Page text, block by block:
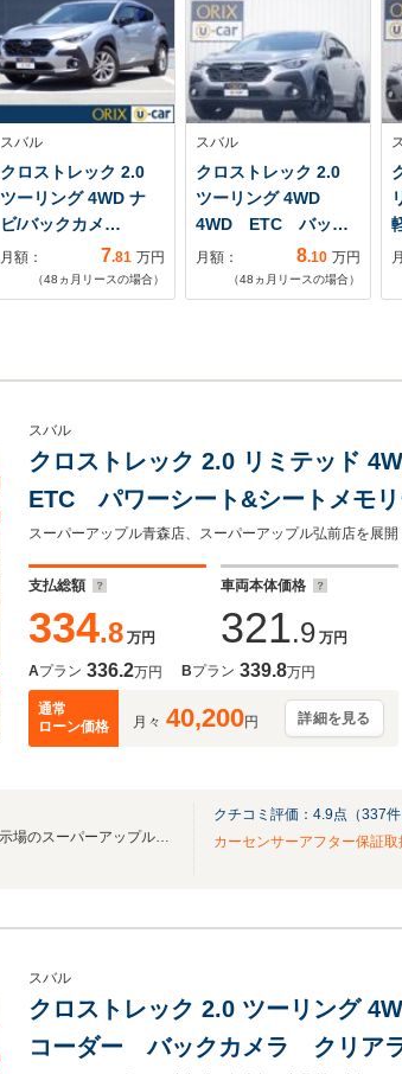
スバル
クロストレック 2.0
ツーリング 4WD ナ
ビ/バックカメ…
月額： 7.81 万円
（48 ヵ月リースの場合）
スバル
クロストレック 2.0
ツーリング 4WD
4WD ETC バッ…
月額： 8.10 万円
（48 ヵ月リースの場合）
スバル
クロストレック 2.0 リミテッド
ETC パワーシート&シートメモ
ティブクルーズコントロール
イト
支払総額
334.8 万円
車両本体価格
321.9 万円
Aプラン 336.2万円 Bプラン 339.8万円
通常
ローン価格
月々 40,200円 詳細を見る
クチコミ評価： 4.9 点（337件
カーセンサーアフター保証取
スバル
クロストレック 2.0 ツーリング
コーダー バックカメラ クリア